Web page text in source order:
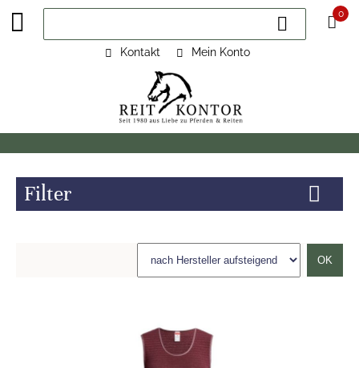
Kontakt Mein Konto
0
Filter
OK